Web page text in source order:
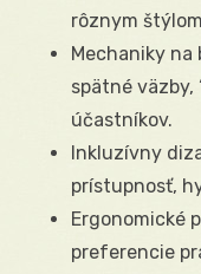
rôznym
Mechaniky na
spätné väzby,
účastníkov.
Inkluzívny
prístupnosť,
Ergonomické
preferencie